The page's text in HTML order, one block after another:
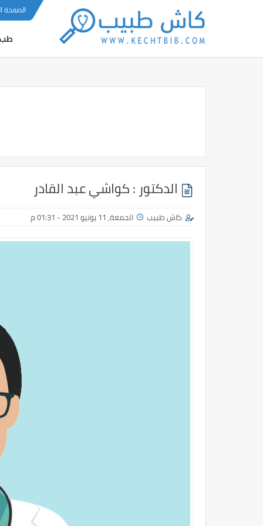
الصفحة
الدكتور : كواشي عبد القادر
كاش طبيب الجمعة, 11 يونيو 2021 - 01:31 م